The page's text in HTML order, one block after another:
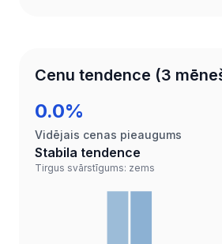
Cenu tendence (3
0.0%
Vidējais cenas pieaugums
Stabila tendence
Tirgus svārstīgums: zems